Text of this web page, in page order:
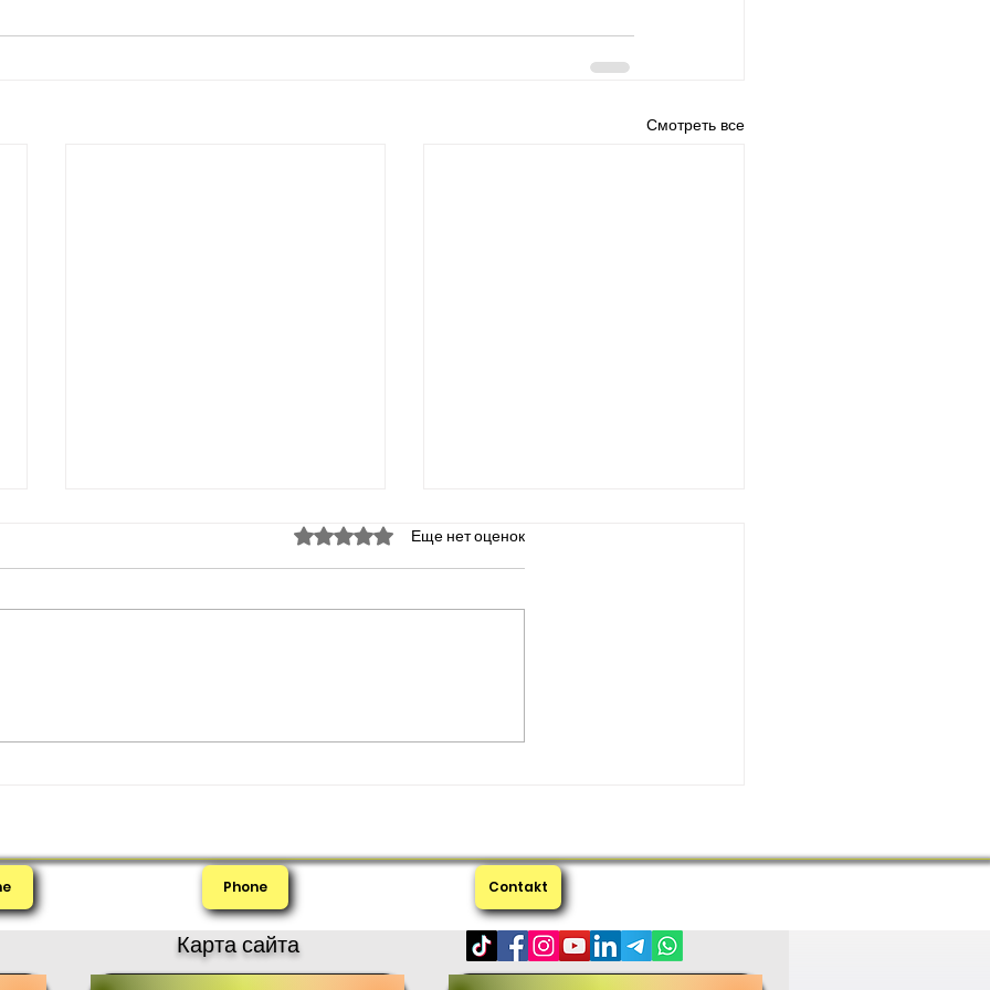
Смотреть все
Оценка: 0 из 5 звезд.Еще нет оценок
Phone Contakt
Карта сайта